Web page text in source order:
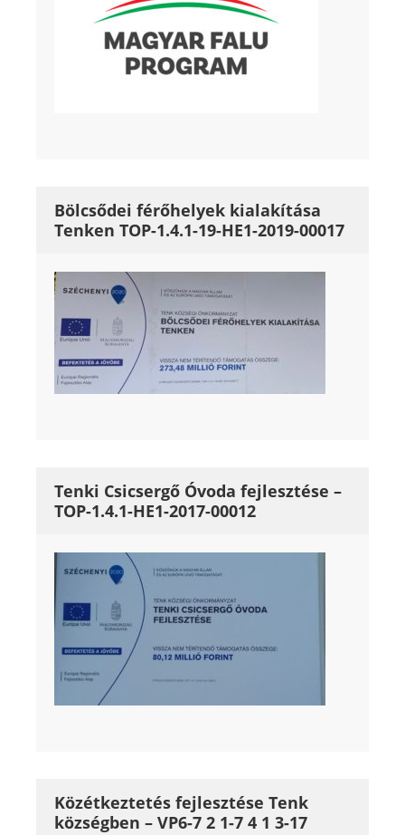
Bölcsődei férőhelyek kialakítása
Tenken TOP-1.4.1-19-HE1-2019-00017
Tenki Csicsergő Óvoda fejlesztése –
TOP-1.4.1-HE1-2017-00012
Közétkeztetés fejlesztése Tenk
községben – VP6-7 2 1-7 4 1 3-17